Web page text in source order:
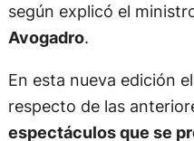
según explicó el
Avogadro.
En esta nueva edición
respecto de las
espectáculos que se